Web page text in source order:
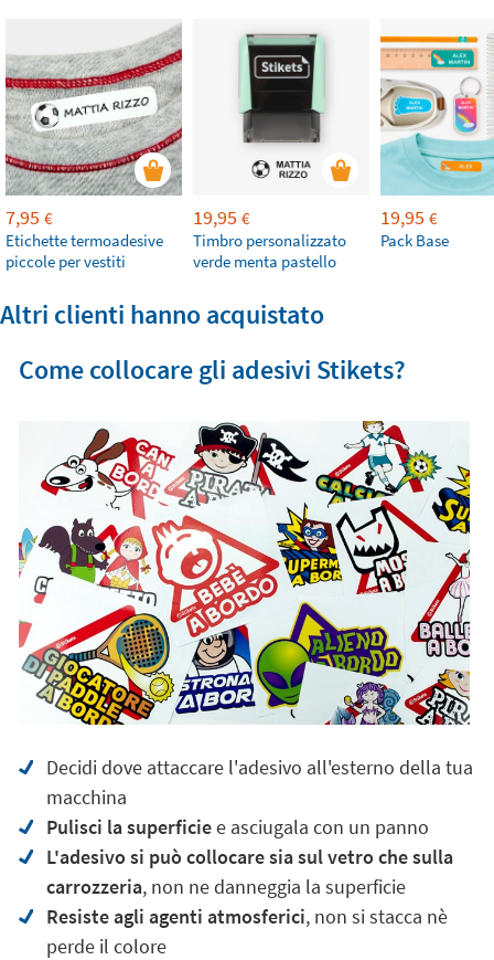
7,95 €
Etichette termoadesive
piccole per vestiti
19,95 €
Timbro personalizzato
verde menta pastello
19,95 €
Pack Base
Altri clienti hanno acquistato
Come collocare gli adesivi Stikets?
Decidi dove attaccare l'adesivo all'esterno della tua
macchina
Pulisci la superficiee asciugala con un panno
L'adesivo si può collocare sia sul vetro che sulla
carrozzeria, non ne danneggia la superficie
Resiste agli agenti atmosferici, non si stacca nè
perde il colore